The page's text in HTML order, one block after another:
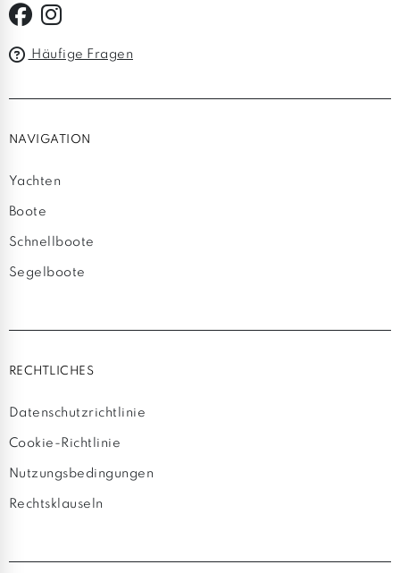
Häufige Fragen
NAVIGATION
Yachten
Boote
Schnellboote
Segelboote
RECHTLICHES
Datenschutzrichtlinie
Cookie-Richtlinie
Nutzungsbedingungen
Rechtsklauseln